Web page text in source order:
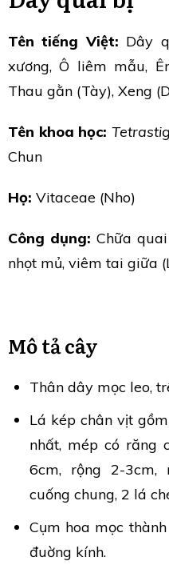
Tên tiếng Việt: Dây
xương, Ô liêm mẫu,
Thau gằn (Tày), Xeng
Tên khoa học:
Chun
Họ: Vitaceae (Nho)
Công dụng: Chữa
nhọt mủ, viêm tai giữa
Mô tả cây
Thân dây mọc leo,
Lá kép chân vịt
nhất, mép có răng
6cm, rộng 2-3cm,
cuống chung, 2 lá
Cụm hoa mọc
đuờng kính.